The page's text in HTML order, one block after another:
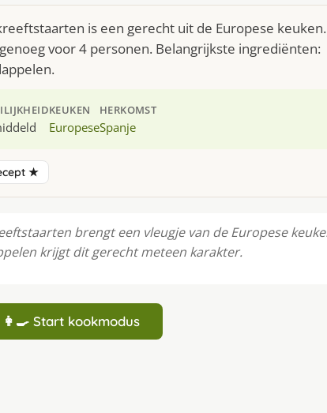
is een gerecht uit de Europese keuken.
voor 4 personen. Belangrijkste ingrediënten:
KEUKEN
Europese
HERKOMST
Spanje
★
brengt een vleugje van de Europese
krijgt dit gerecht meteen karakter.
👩‍🍳 Start kookmodus